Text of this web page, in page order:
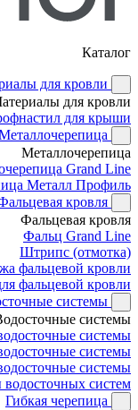
Каталог
для кровли
для кровли
для крыши
Металлочерепица
Grand Line
Металл Профиль
кровля
Фальцевая кровля
Фальц Grand Line
Штрипс (отмотка)
фальцевой кровли
фальцевой кровли
системы
системы
системы
системы
системы
систем
Гибкая черепица